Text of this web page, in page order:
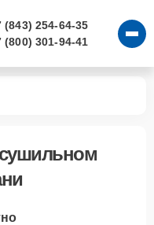
(843) 254-64-35
(800) 301-94-41